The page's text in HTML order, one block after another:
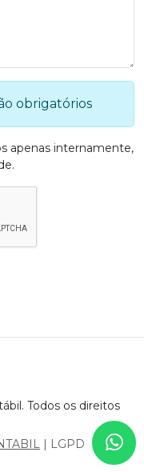
obrigatórios
apenas internamente,
.
Todos os direitos
LGPD